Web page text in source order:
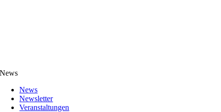
News
News
Newsletter
Veranstaltungen